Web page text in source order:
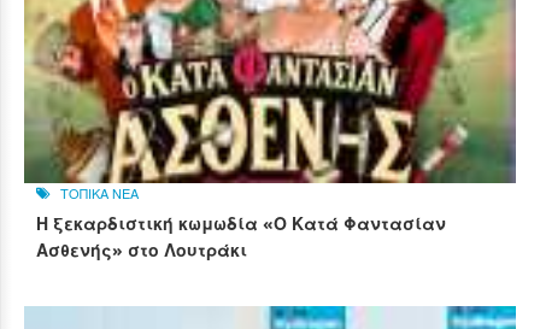
ΤΟΠΙΚΑ ΝΕΑ
Η ξεκαρδιστική κωμωδία «Ο Κατά Φαντασίαν
Ασθενής» στο Λουτράκι